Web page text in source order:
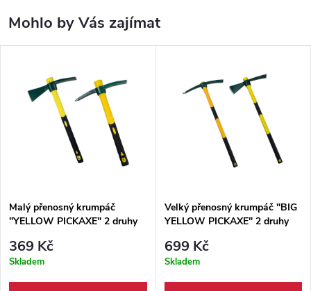
Mohlo by Vás zajímat
Malý přenosný krumpáč
"YELLOW PICKAXE" 2 druhy
369 Kč
Skladem
Velký přenosný krumpáč "BIG
YELLOW PICKAXE" 2 druhy
699 Kč
Skladem